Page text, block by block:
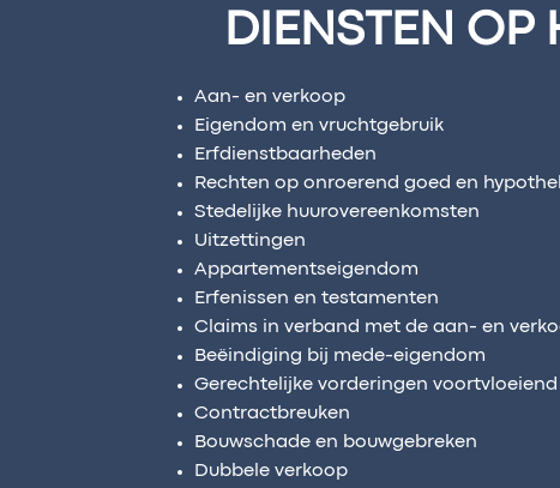
DIENSTEN OP
Aan- en verkoop
Eigendom en vruchtgebruik
Erfdienstbaarheden
Rechten op onroerend goed en
Stedelijke huurovereenkomsten
Uitzettingen
Appartementseigendom
Erfenissen en testamenten
Claims in verband met de aan- en
Beëindiging bij mede-eigendom
Gerechtelijke vorderingen
Contractbreuken
Bouwschade en bouwgebreken
Dubbele verkoop